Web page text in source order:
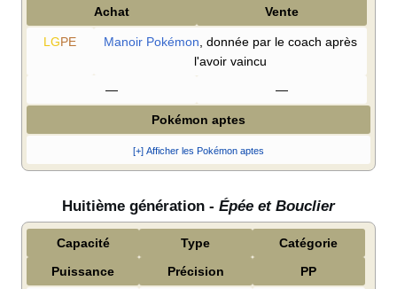
Achat
Vente
LGPE Manoir Pokémon, donnée par le coach après
l'avoir vaincu
—
—
Pokémon aptes
[+] Afficher les Pokémon aptes
Huitième génération - Épée et Bouclier
Capacité Type
Catégorie
Puissance
Précision PP